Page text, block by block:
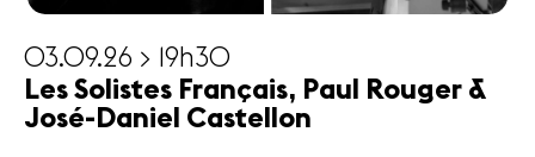
03.09.26 > 19h30
Les Solistes Français, Paul Rouger &
José-Daniel Castellon